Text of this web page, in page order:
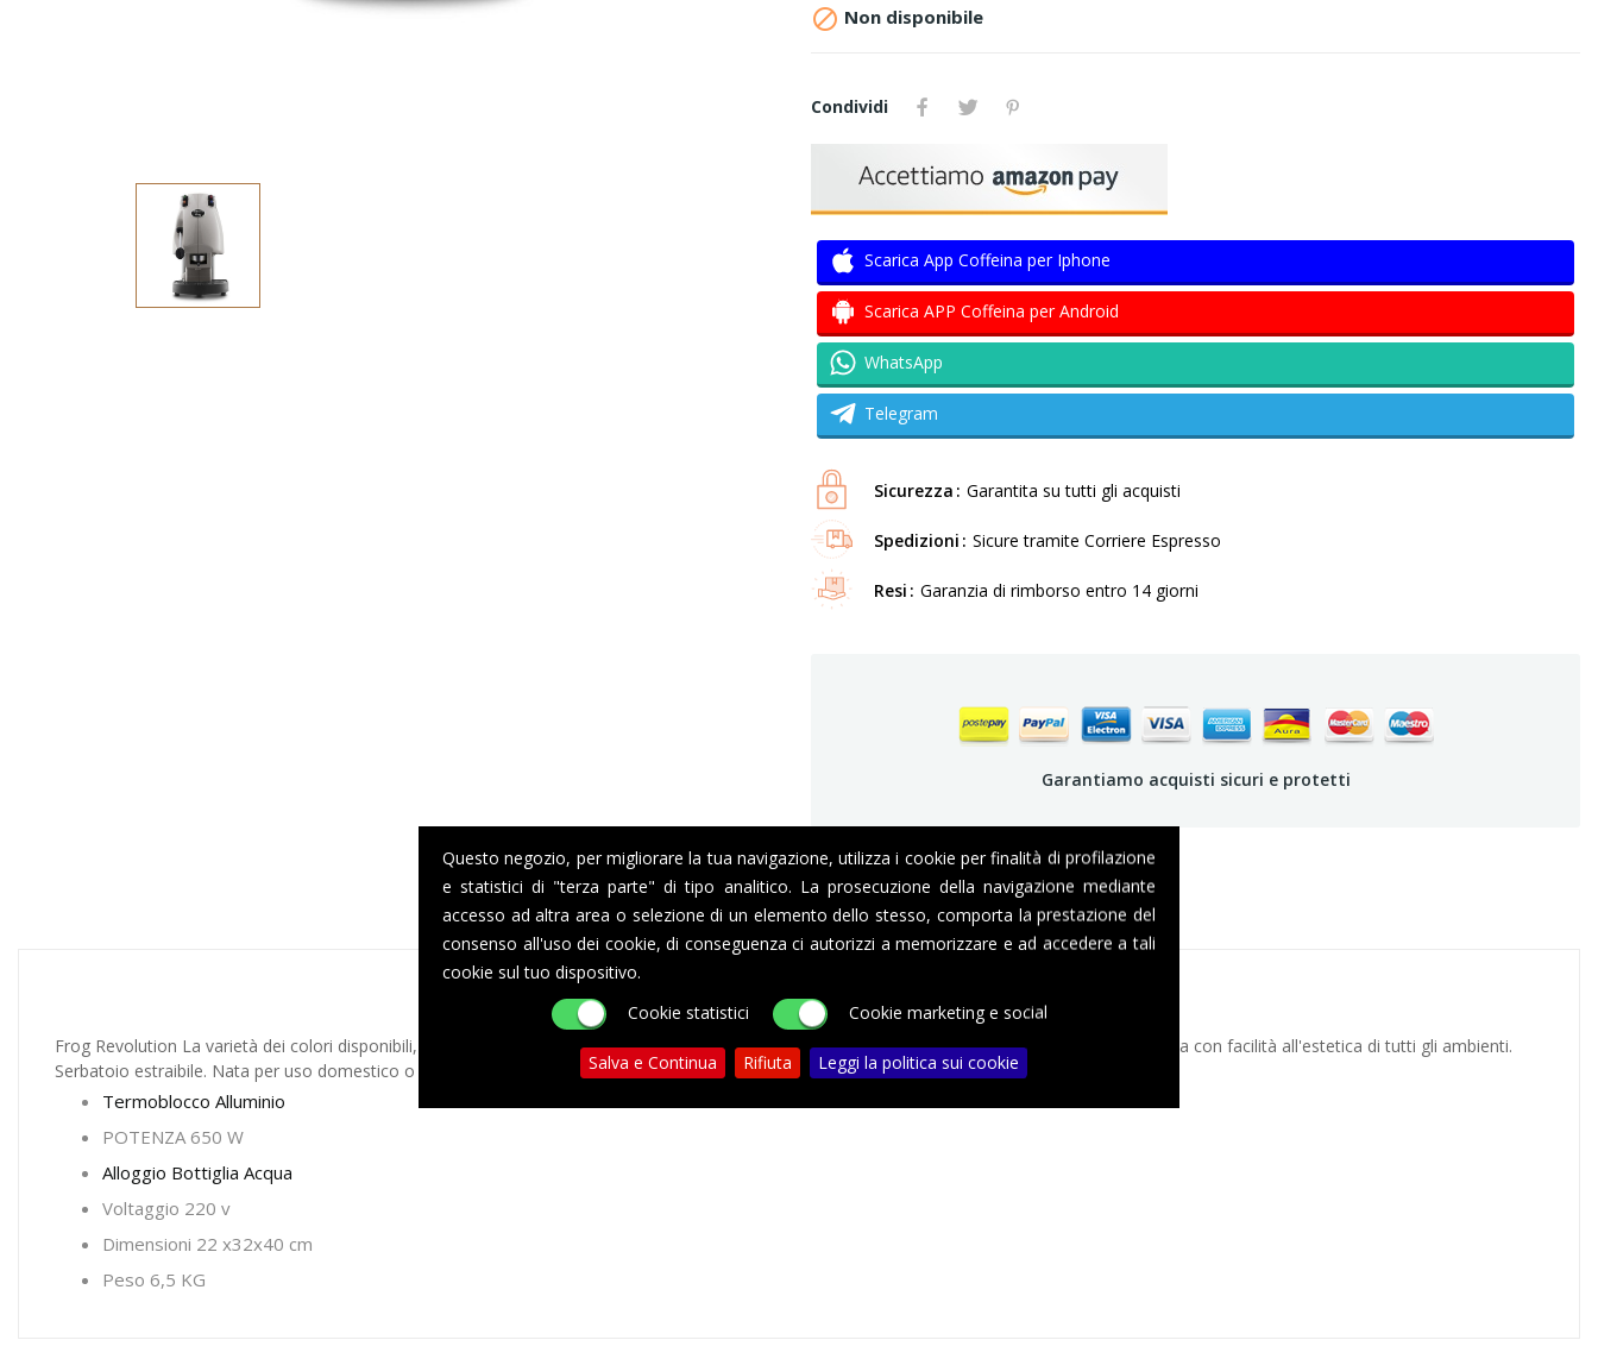
 Non disponibile
Condividi
Scarica App Coffeina per Iphone
Scarica APP Coffeina per Android
WhatsApp
Telegram
Sicurezza Garantita su tutti gli acquisti
Spedizioni Sicure tramite Corriere Espresso
Resi Garanzia di rimborso entro 14 giorni
Garantiamo acquisti sicuri e protetti
DESCRIZIONE DETTAGLI DEL PRODOTTO
Frog Revolution La varietà dei colori disponibili, le linee sinuose e la qualità delle singole componenti la rendono un prodotto affidabile che si adatta con facilità all'estetica di tutti gli ambienti.
Serbatoio estraibile. Nata per uso domestico o per l'ufficio la Frog è il risultato di design e praticità.
Termoblocco Alluminio
POTENZA 650 W
Alloggio Bottiglia Acqua
Voltaggio 220 v
Dimensioni 22 x32x40 cm
Peso 6,5 KG
Questo negozio, per migliorare la tua navigazione, utilizza i cookie per finalità di profilazione
e statistici di "terza parte" di tipo analitico. La prosecuzione della navigazione mediante
accesso ad altra area o selezione di un elemento dello stesso, comporta la prestazione del
consenso all'uso dei cookie, di conseguenza ci autorizzi a memorizzare e ad accedere a tali
cookie sul tuo dispositivo.
Cookie statistici
Cookie marketing e social
Salva e Continua Rifiuta Leggi la politica sui cookie